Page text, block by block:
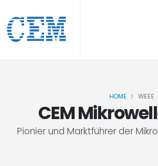
CEM
Pionier und Marktführer der
HOME WEEE